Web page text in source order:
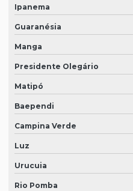
Ipanema
Guaranésia
Manga
Presidente Olegário
Matipó
Baependi
Campina Verde
Luz
Urucuia
Rio Pomba